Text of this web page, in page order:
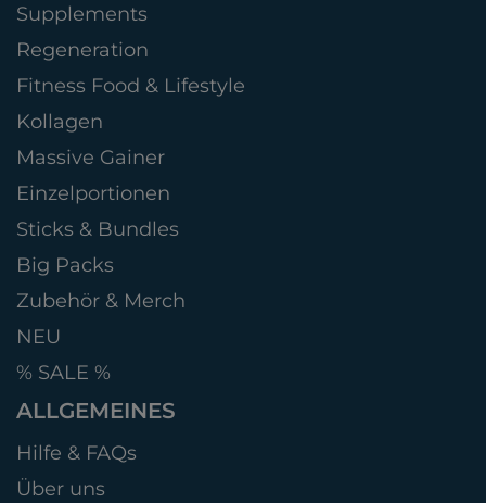
Supplements
Regeneration
Fitness Food & Lifestyle
Kollagen
Massive Gainer
Einzelportionen
Sticks & Bundles
Big Packs
Zubehör & Merch
NEU
% SALE %
ALLGEMEINES
Hilfe & FAQs
Über uns